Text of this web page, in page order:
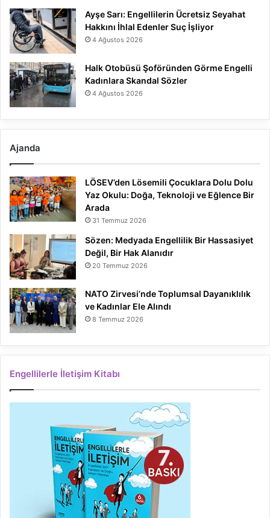
Ayşe Sarı: Engellilerin Ücretsiz Seyahat
Hakkını İhlal Edenler Suç İşliyor
4 Ağustos 2026
Halk Otobüsü Şoföründen Görme Engelli
Kadınlara Skandal Sözler
4 Ağustos 2026
Ajanda
LÖSEV’den Lösemili Çocuklara Dolu Dolu
Yaz Okulu: Doğa, Teknoloji ve Eğlence Bir
Arada
31 Temmuz 2026
Sözen: Medyada Engellilik Bir Hassasiyet
Değil, Bir Hak Alanıdır
20 Temmuz 2026
NATO Zirvesi’nde Toplumsal Dayanıklılık
ve Kadınlar Ele Alındı
8 Temmuz 2026
Engellilerle İletişim Kitabı